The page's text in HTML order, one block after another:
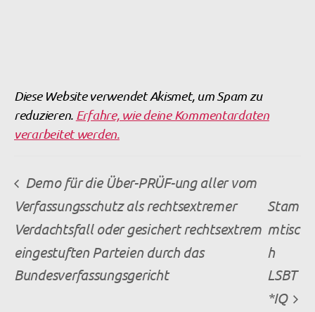
Diese Website verwendet Akismet, um Spam zu
reduzieren. Erfahre, wie deine Kommentardaten
verarbeitet werden.
Demo für die Über-PRÜF-ung aller vom
Verfassungsschutz als rechtsextremer
Verdachtsfall oder gesichert rechtsextrem
eingestuften Parteien durch das
Bundesverfassungsgericht
Stam
mtisc
h
LSBT
*IQ